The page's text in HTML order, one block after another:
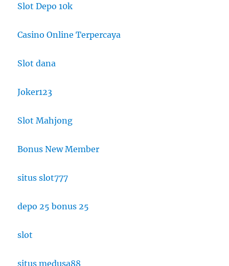
Slot Depo 10k
Casino Online Terpercaya
Slot dana
Joker123
Slot Mahjong
Bonus New Member
situs slot777
depo 25 bonus 25
slot
situs medusa88